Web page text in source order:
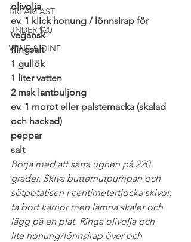
BREAKFAST
UNDER $20
WINE & DINE
olivolja
ev. 1 klick honung / lönnsirap för
vegansk
flingsalt
1 gullök
1 liter vatten
2 msk lantbuljong
ev. 1 morot eller palsternacka (skalad
och hackad)
peppar
salt
Börja med att sätta ugnen på 220
grader. Skiva butternutpumpan och
sötpotatisen i centimetertjocka skivor,
ta bort kärnor men lämna skalet och
lägg på en plat. Ringa olivolja och
lite honung/lönnsirap över och